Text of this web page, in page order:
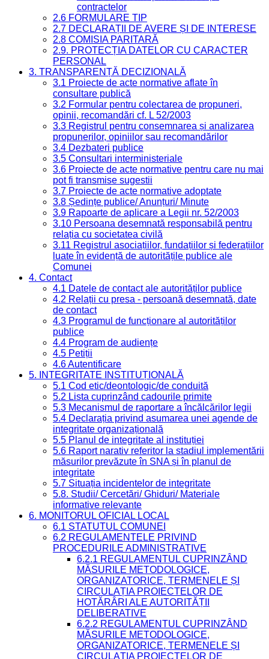
contractelor
2.6 FORMULARE TIP
2.7 DECLARAȚII DE AVERE ȘI DE INTERESE
2.8 COMISIA PARITARĂ
2.9. PROTECȚIA DATELOR CU CARACTER
PERSONAL
3. TRANSPARENȚĂ DECIZIONALĂ
3.1 Proiecte de acte normative aflate în
consultare publică
3.2 Formular pentru colectarea de propuneri,
opinii, recomandări cf. L 52/2003
3.3 Registrul pentru consemnarea și analizarea
propunerilor, opiniilor sau recomandărilor
3.4 Dezbateri publice
3.5 Consultari interministeriale
3.6 Proiecte de acte normative pentru care nu mai
pot fi transmise sugestii
3.7 Proiecte de acte normative adoptate
3.8 Ședințe publice/ Anunțuri/ Minute
3.9 Rapoarte de aplicare a Legii nr. 52/2003
3.10 Persoana desemnată responsabilă pentru
relația cu societatea civilă
3.11 Registrul asociațiilor, fundațiilor și federațiilor
luate în evidență de autoritățile publice ale
Comunei
4. Contact
4.1 Datele de contact ale autorităților publice
4.2 Relații cu presa - persoană desemnată, date
de contact
4.3 Programul de funcționare al autorităților
publice
4.4 Program de audiențe
4.5 Petiții
4.6 Autentificare
5. INTEGRITATE INSTITUȚIONALĂ
5.1 Cod etic/deontologic/de conduită
5.2 Lista cuprinzând cadourile primite
5.3 Mecanismul de raportare a încălcărilor legii
5.4 Declarația privind asumarea unei agende de
integritate organizațională
5.5 Planul de integritate al instituției
5.6 Raport narativ referitor la stadiul implementării
măsurilor prevăzute în SNA și în planul de
integritate
5.7 Situația incidentelor de integritate
5.8. Studii/ Cercetări/ Ghiduri/ Materiale
informative relevante
6. MONITORUL OFICIAL LOCAL
6.1 STATUTUL COMUNEI
6.2 REGULAMENTELE PRIVIND
PROCEDURILE ADMINISTRATIVE
6.2.1 REGULAMENTUL CUPRINZÂND
MĂSURILE METODOLOGICE,
ORGANIZATORICE, TERMENELE ȘI
CIRCULAȚIA PROIECTELOR DE
HOTĂRÂRI ALE AUTORITĂȚII
DELIBERATIVE
6.2.2 REGULAMENTUL CUPRINZÂND
MĂSURILE METODOLOGICE,
ORGANIZATORICE, TERMENELE ȘI
CIRCULAȚIA PROIECTELOR DE